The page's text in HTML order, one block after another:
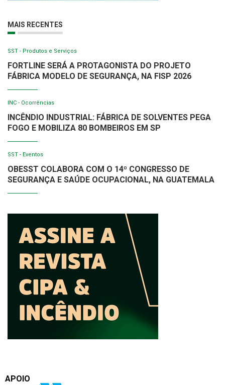
MAIS RECENTES
SST - Produtos e Serviços
FORTLINE SERÁ A PROTAGONISTA DO PROJETO
FÁBRICA MODELO DE SEGURANÇA, NA FISP 2026
INC - Ocorrências
INCÊNDIO INDUSTRIAL: FÁBRICA DE SOLVENTES PEGA
FOGO E MOBILIZA 80 BOMBEIROS EM SP
SST - Eventos
OBESST COLABORA COM O 14º CONGRESSO DE
SEGURANÇA E SAÚDE OCUPACIONAL, NA GUATEMALA
APOIO